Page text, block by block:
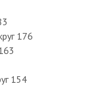
176
154